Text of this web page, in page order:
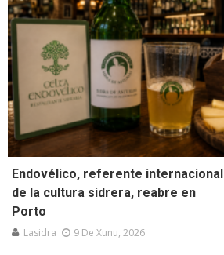
Endovélico, referente internacional
de la cultura sidrera, reabre en
Porto
Lasidra 9 De Xunu, 2026